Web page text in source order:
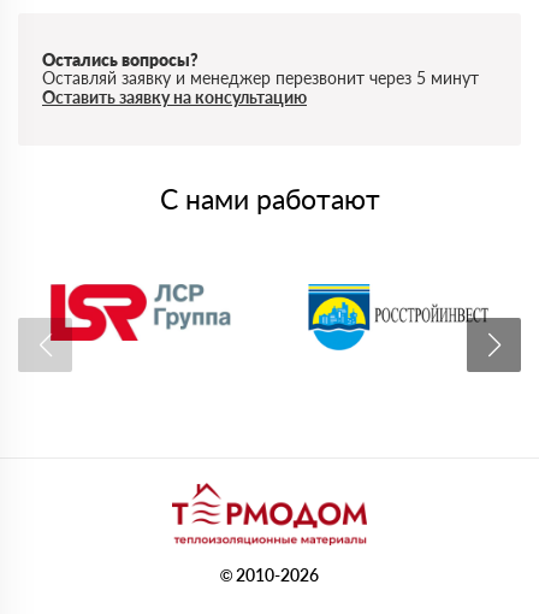
Остались вопросы?
Оставляй заявку и менеджер перезвонит через 5 минут
Оставить заявку на консультацию
С нами работают
© 2010-2026